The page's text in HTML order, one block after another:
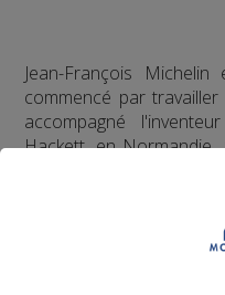
Jean-François Michelin
commencé par
accompagné
Hackett, en